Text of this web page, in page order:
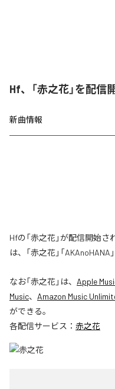
Hf、「赤之花」を配信
新曲情報
Hfの「赤之花」が配信開始
は、「赤之花」「
なお「赤之花」は、 Apple
Music、 Amazon Music
ができる。
各配信サービス： 赤之花